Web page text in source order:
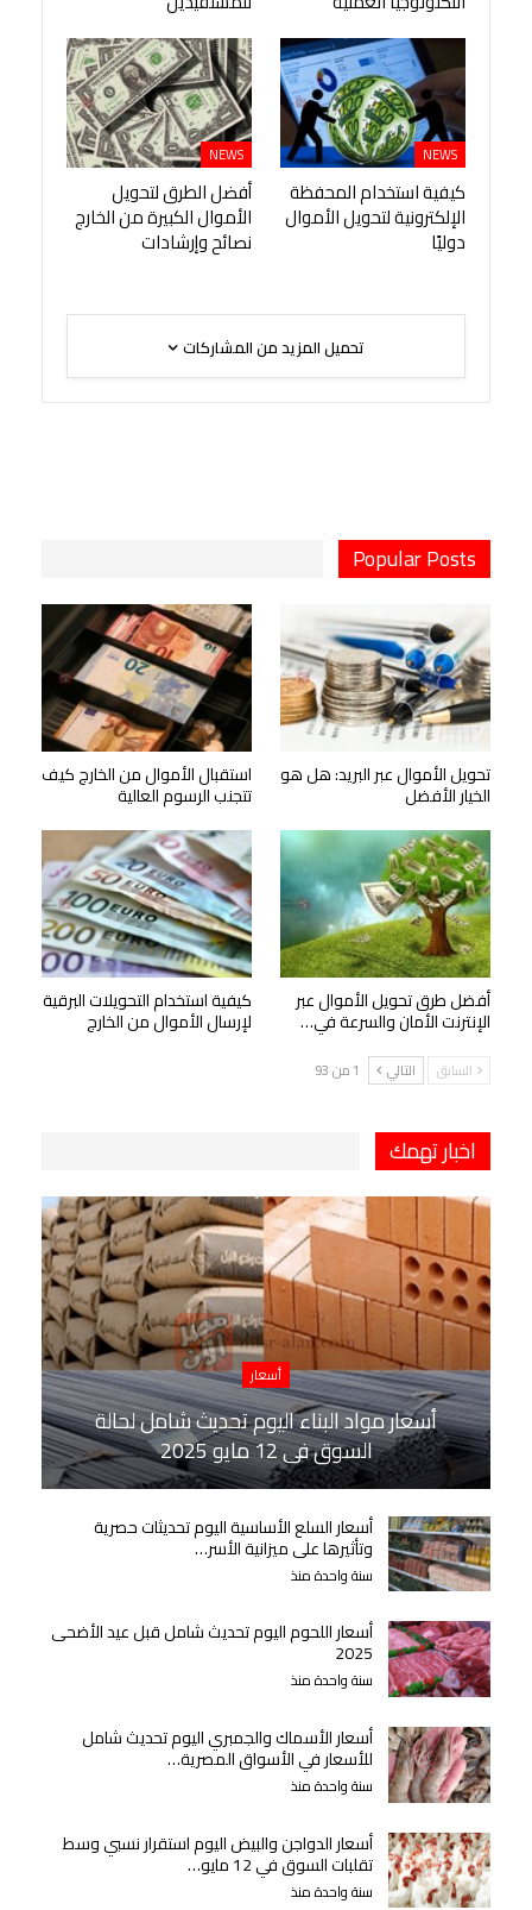
NEWS
كيفية استخدام المحفظة
الإلكترونية لتحويل الأموال
دوليًا
NEWS
أفضل الطرق لتحويل
الأموال الكبيرة من الخارج
نصائح وإرشادات
تحميل المزيد من المشاركات
Popular Posts
تحويل الأموال عبر البريد: هل هو
الخيار الأفضل
استقبال الأموال من الخارج كيف
تتجنب الرسوم العالية
أفضل طرق تحويل الأموال عبر
الإنترنت الأمان والسرعة في…
كيفية استخدام التحويلات البرقية
لإرسال الأموال من الخارج
السابق التالي 1 من 93
اخبار تهمك
أسعار
أسعار مواد البناء اليوم تحديث شامل لحالة
السوق في 12 مايو 2025
أسعار السلع الأساسية اليوم تحديثات حصرية
وتأثيرها على ميزانية الأسر…
سنة واحدة منذ
أسعار اللحوم اليوم تحديث شامل قبل عيد الأضحى
2025
سنة واحدة منذ
أسعار الأسماك والجمبري اليوم تحديث شامل
للأسعار في الأسواق المصرية…
سنة واحدة منذ
أسعار الدواجن والبيض اليوم استقرار نسبي وسط
تقلبات السوق في 12 مايو…
سنة واحدة منذ